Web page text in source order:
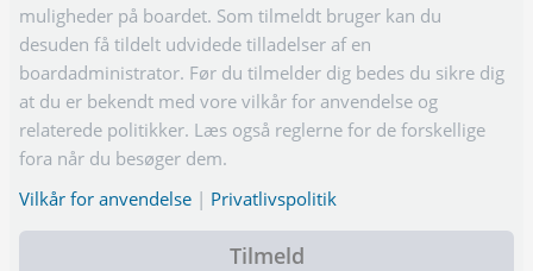
muligheder på boardet. Som tilmeldt bruger kan du
desuden få tildelt udvidede tilladelser af en
boardadministrator. Før du tilmelder dig bedes du sikre dig
at du er bekendt med vore vilkår for anvendelse og
relaterede politikker. Læs også reglerne for de forskellige
fora når du besøger dem.
Vilkår for anvendelse | Privatlivspolitik
Tilmeld